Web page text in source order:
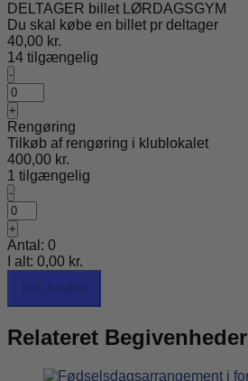
DELTAGER billet LØRDAGSGYM
Du skal købe en billet pr deltager
40,00 kr.
14 tilgængelig
Formindsk
billetantal
for
DELTAGER
billet
LØRDAGSGYM
-
Antal
Øg
billetantallet
for
DELTAGER
billet
LØRDAGSGYM
+
Rengøring
Tilkøb af rengøring i klublokalet
400,00 kr.
1 tilgængelig
Formindsk
billetantal
for
Rengøring
-
Antal
Øg
billetantallet
for
Rengøring
+
Antal: 0
I alt: 0,00 kr.
Køb Billetter
Relateret Begivenheder